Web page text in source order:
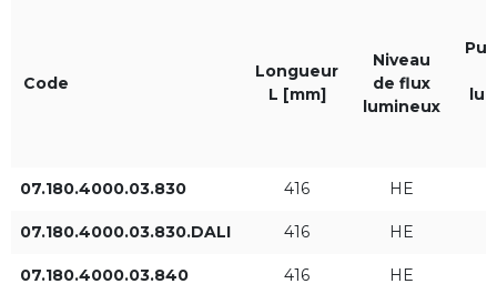
Code
Longueur
L [mm]
Niveau
de flux
lumineux
07.180.4000.03.830 416 HE
07.180.4000.03.830.DALI 416 HE
07.180.4000.03.840 416 HE